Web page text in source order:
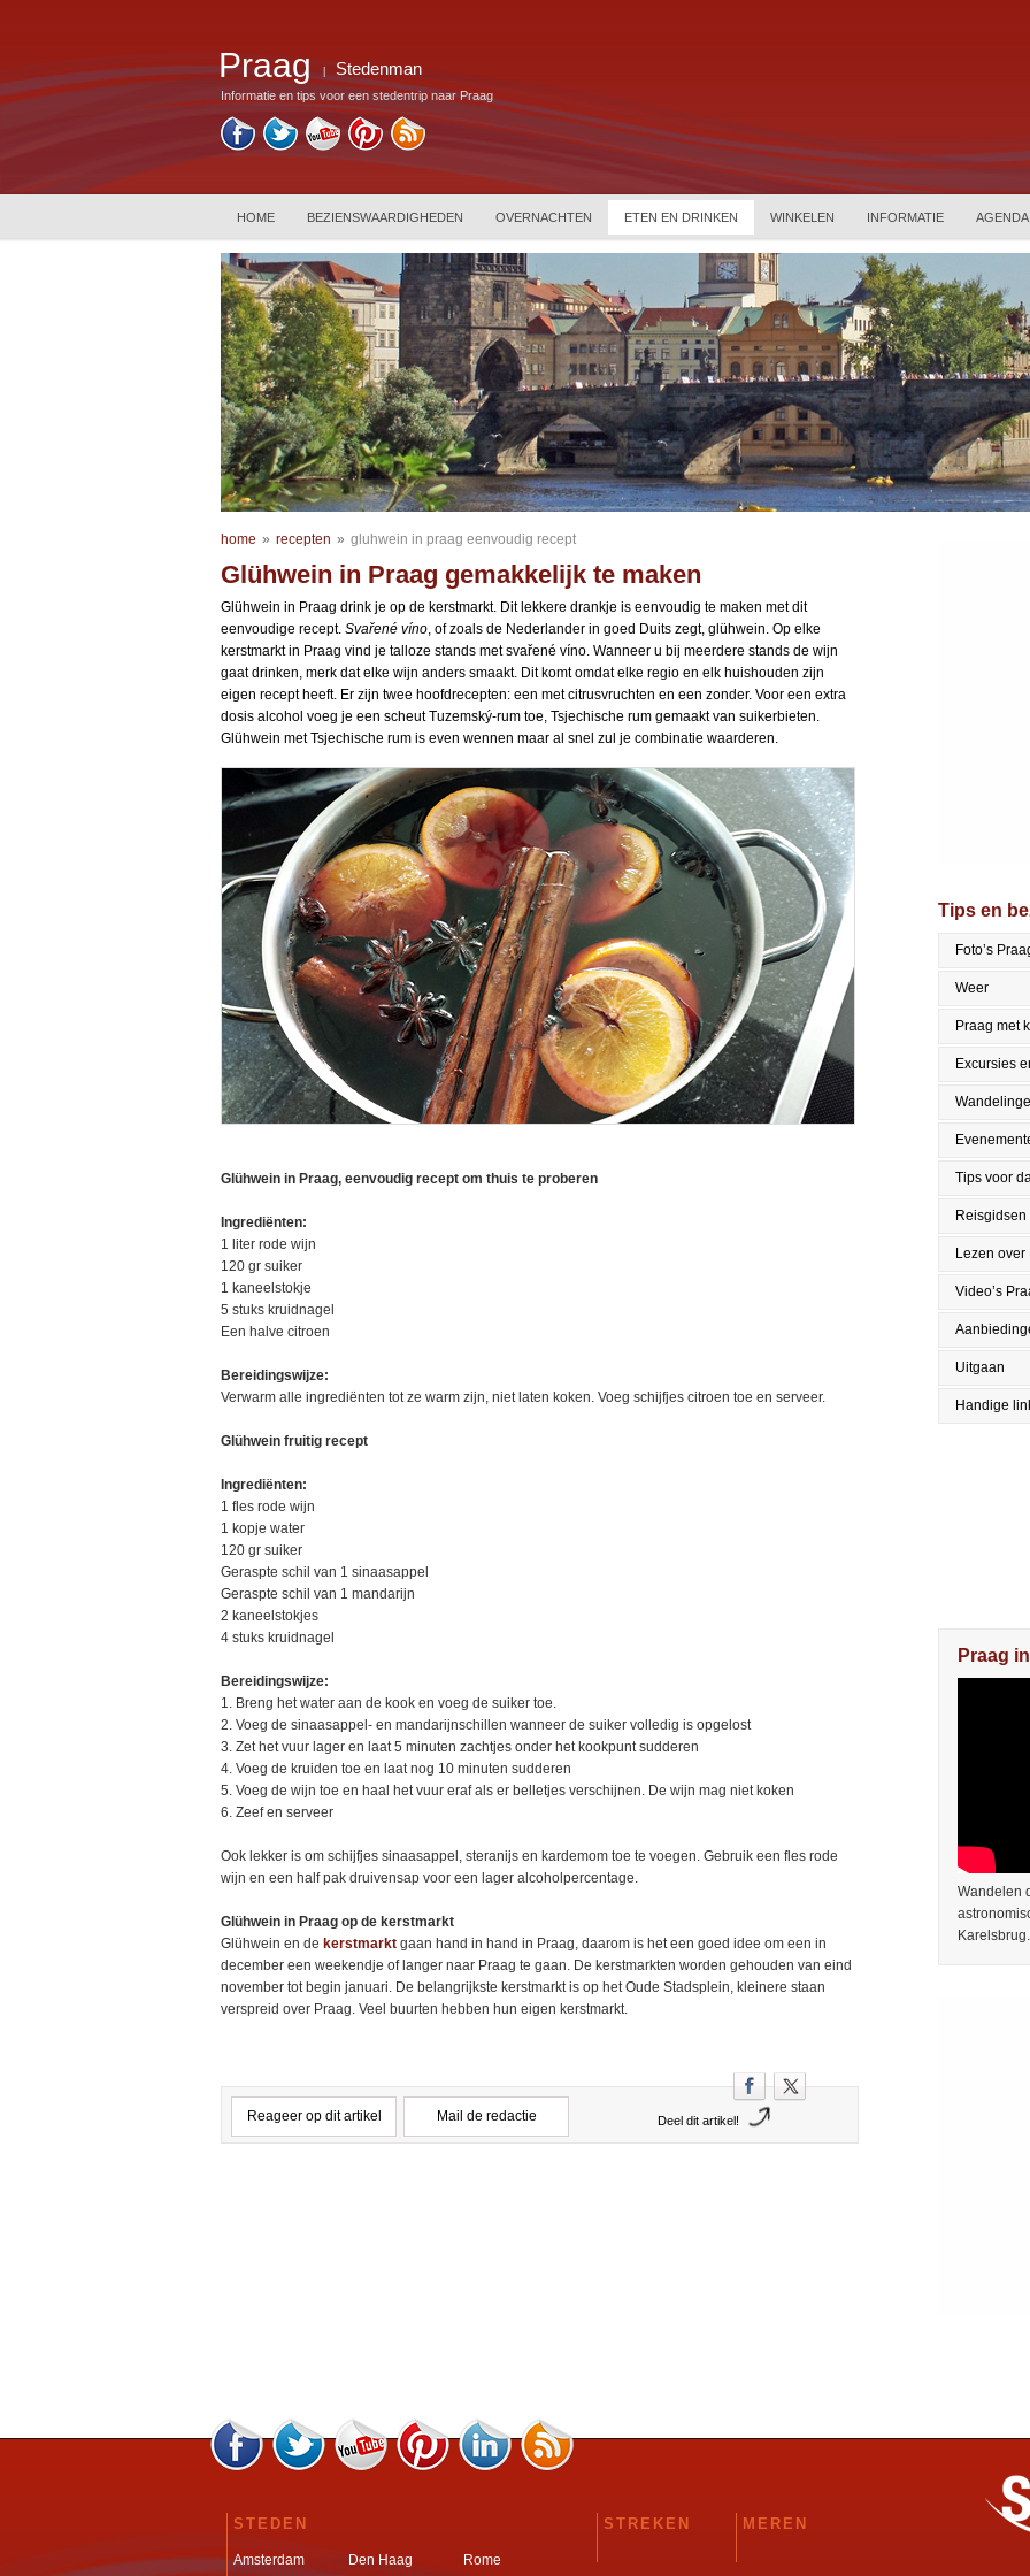
Praag Stedenman
Informatie en tips voor een stedentrip naar Praag
HOME BEZIENSWAARDIGHEDEN OVERNACHTEN ETEN EN DRINKEN WINKELEN INFORMATIE AGENDA
home » recepten » gluhwein in praag eenvoudig recept
Glühwein in Praag gemakkelijk te maken
Glühwein in Praag drink je op de kerstmarkt. Dit lekkere drankje is eenvoudig te maken met dit
eenvoudige recept. Svařené víno, of zoals de Nederlander in goed Duits zegt, glühwein. Op elke
kerstmarkt in Praag vind je talloze stands met svařené víno. Wanneer u bij meerdere stands de wijn
gaat drinken, merk dat elke wijn anders smaakt. Dit komt omdat elke regio en elk huishouden zijn
eigen recept heeft. Er zijn twee hoofdrecepten: een met citrusvruchten en een zonder. Voor een extra
dosis alcohol voeg je een scheut Tuzemský-rum toe, Tsjechische rum gemaakt van suikerbieten.
Glühwein met Tsjechische rum is even wennen maar al snel zul je combinatie waarderen.
Glühwein in Praag, eenvoudig recept om thuis te proberen
Ingrediënten:
1 liter rode wijn
120 gr suiker
1 kaneelstokje
5 stuks kruidnagel
Een halve citroen
Bereidingswijze:
Verwarm alle ingrediënten tot ze warm zijn, niet laten koken. Voeg schijfjes citroen toe en serveer.
Glühwein fruitig recept
Ingrediënten:
1 fles rode wijn
1 kopje water
120 gr suiker
Geraspte schil van 1 sinaasappel
Geraspte schil van 1 mandarijn
2 kaneelstokjes
4 stuks kruidnagel
Bereidingswijze:
1. Breng het water aan de kook en voeg de suiker toe.
2. Voeg de sinaasappel- en mandarijnschillen wanneer de suiker volledig is opgelost
3. Zet het vuur lager en laat 5 minuten zachtjes onder het kookpunt sudderen
4. Voeg de kruiden toe en laat nog 10 minuten sudderen
5. Voeg de wijn toe en haal het vuur eraf als er belletjes verschijnen. De wijn mag niet koken
6. Zeef en serveer
Ook lekker is om schijfjes sinaasappel, steranijs en kardemom toe te voegen. Gebruik een fles rode
wijn en een half pak druivensap voor een lager alcoholpercentage.
Glühwein in Praag op de kerstmarkt
Glühwein en de kerstmarkt gaan hand in hand in Praag, daarom is het een goed idee om een in
december een weekendje of langer naar Praag te gaan. De kerstmarkten worden gehouden van eind
november tot begin januari. De belangrijkste kerstmarkt is op het Oude Stadsplein, kleinere staan
verspreid over Praag. Veel buurten hebben hun eigen kerstmarkt.
Reageer op dit artikel Mail de redactie Deel dit artikel!
Tips en
Foto’s
Weer
Praag met
Excursies
Tips voor
Reisgidsen
Lezen over
Video’s
Uitgaan
Handige
Praag
Wandelen
Karelsbrug.
STEDEN
Amsterdam
Den Haag
Rome
STREKEN
MEREN